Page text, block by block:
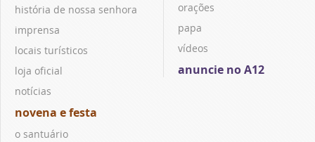
história de nossa senhora
imprensa
locais turísticos
loja oficial
notícias
novena e festa
o santuário
orações
papa
vídeos
anuncie no A12